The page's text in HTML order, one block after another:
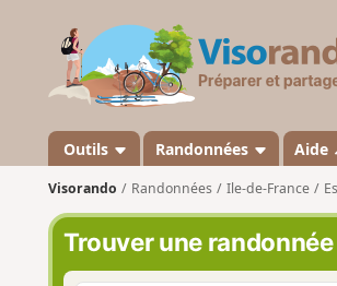
Outils Randonnées Aide
Visorando Randonnées Ile-de-France
Trouver une